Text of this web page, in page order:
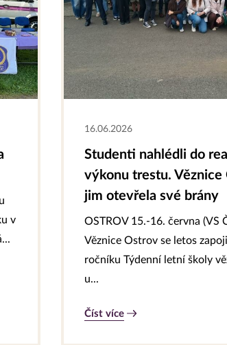
v
16.06.2026
Studenti nahlédli do
výkonu trestu. Věznice
jim otevřela své brány
OSTROV 15.-16. června (VS
Věznice Ostrov se letos
ročníku Týdenní letní školy
u...
Číst více